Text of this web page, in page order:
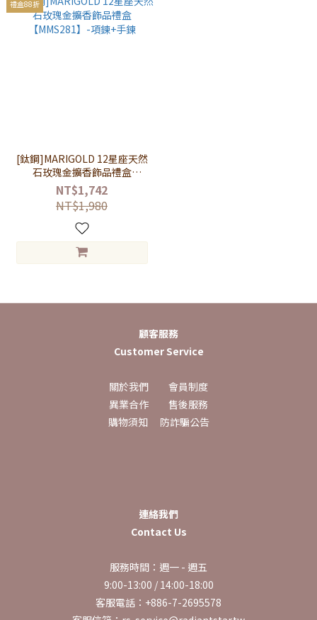
禮盒88折
[鈦鋼]MARIGOLD 12星座天然
石玫瑰金擴香飾品禮盒
【MMS281】-項鍊+手鍊
NT$1,742
NT$1,980
顧客服務
Customer Service
關於我們
會員制度
異業合作
售後服務
購物須知
防詐騙公告
連絡我們
Contact Us
服務時間：週一 - 週五
9:00-13:00 / 14:00-18:00
客服電話：+886-7-2695578